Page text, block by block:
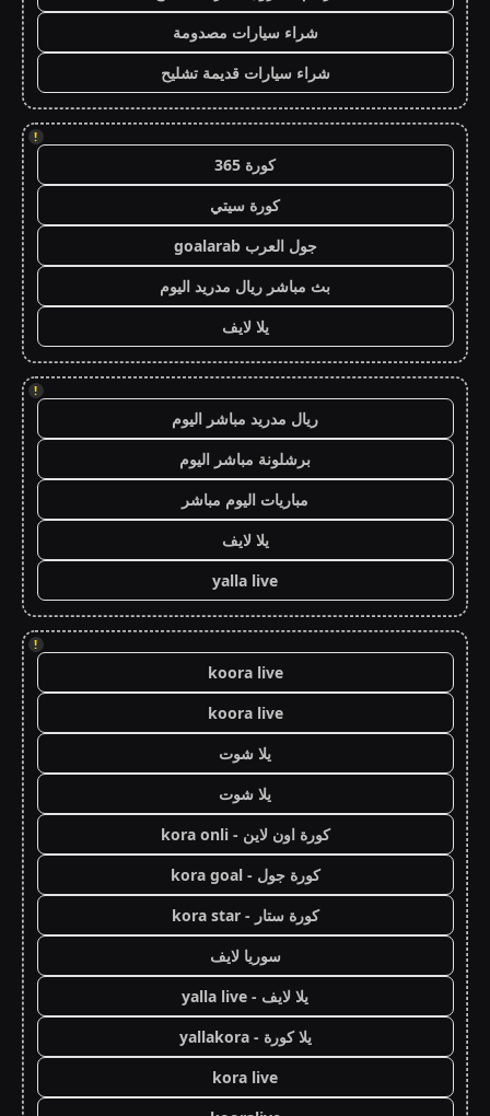
شراء سيارات مصدومة
شراء سيارات قديمة تشليح
!
كورة 365
كورة سيتي
جول العرب goalarab
بث مباشر ريال مدريد اليوم
يلا لايف
!
ريال مدريد مباشر اليوم
برشلونة مباشر اليوم
مباريات اليوم مباشر
يلا لايف
yalla live
!
koora live
koora live
يلا شوت
يلا شوت
كورة اون لاين - kora onli
كورة جول - kora goal
كورة ستار - kora star
سوريا لايف
يلا لايف - yalla live
يلا كورة - yallakora
kora live